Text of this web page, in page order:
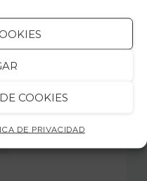
COOKIES
DE PRIVACIDAD